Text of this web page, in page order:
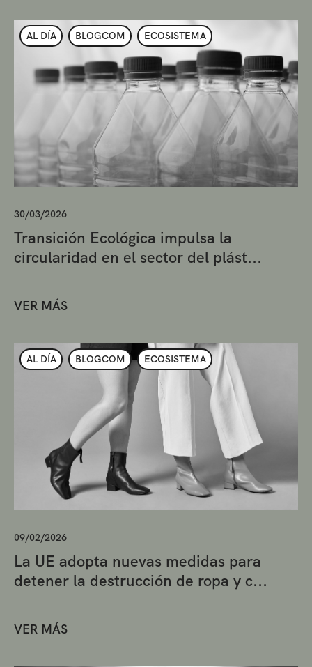
AL DÍA BLOGCOM ECOSISTEMA
30/03/2026
Transición Ecológica impulsa la
circularidad en el sector del plást...
VER MÁS
AL DÍA BLOGCOM ECOSISTEMA
09/02/2026
La UE adopta nuevas medidas para
detener la destrucción de ropa y c...
VER MÁS